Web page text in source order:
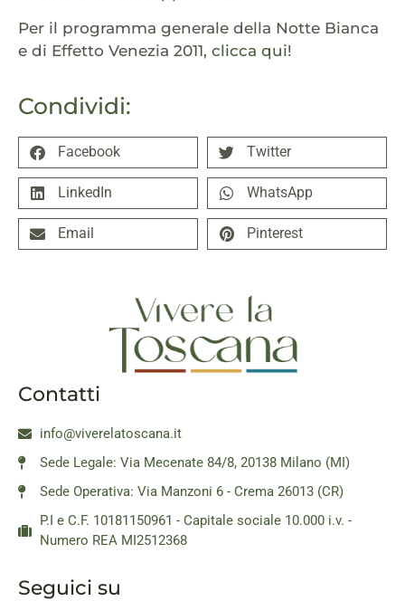
Condividi:
Facebook Twitter
LinkedIn WhatsApp
Email Pinterest
Per il programma generale della Notte Bianca
e di Effetto Venezia 2011, clicca qui!
Contatti
info@viverelatoscana.it
Sede Legale: Via Mecenate 84/8, 20138 Milano (MI)
Sede Operativa: Via Manzoni 6 - Crema 26013 (CR)
P.I e C.F. 10181150961 - Capitale sociale 10.000 i.v. -
Numero REA MI2512368
Seguici su